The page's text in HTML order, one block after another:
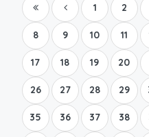
1 2
8 9 10 11
17 18 19 20
26 27 28 29
35 36 37 38